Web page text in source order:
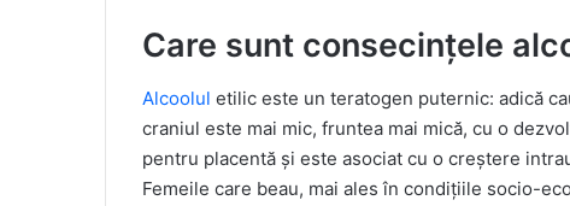
Care sunt consecințele
Alcoolul etilic este un teratogen puternic: adică
craniul este mai mic, fruntea mai mică, cu o
pentru placentă și este asociat cu o creștere
Femeile care beau, mai ales în condițiile socio-